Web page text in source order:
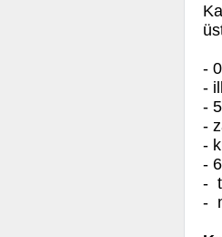
-
-
-
-
-
-
-
-